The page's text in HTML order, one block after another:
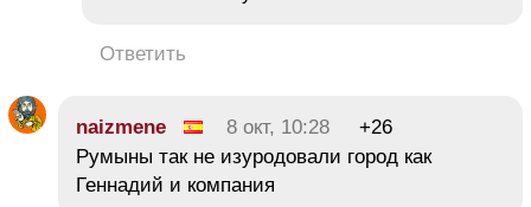
Ответить
naizmene 8 окт, 10:28
+26
Румыны так не изуродовали город как
Геннадий и компания